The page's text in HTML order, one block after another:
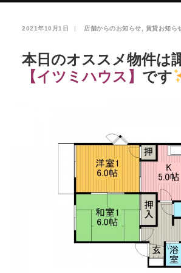
2021年10月1日 | 店舗からのお知らせ 賃貸お知ら
本日のオススメ物件は
【イツミハウス 】 です